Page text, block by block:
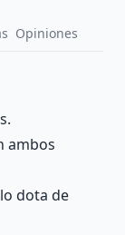
Opiniones
ambos
dota de